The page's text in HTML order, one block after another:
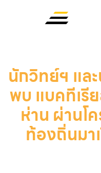
นักวิทย์ฯ แล
พบ แบคทีเรี
ห่าน ผ่านโ
ท้องถิ่นมา